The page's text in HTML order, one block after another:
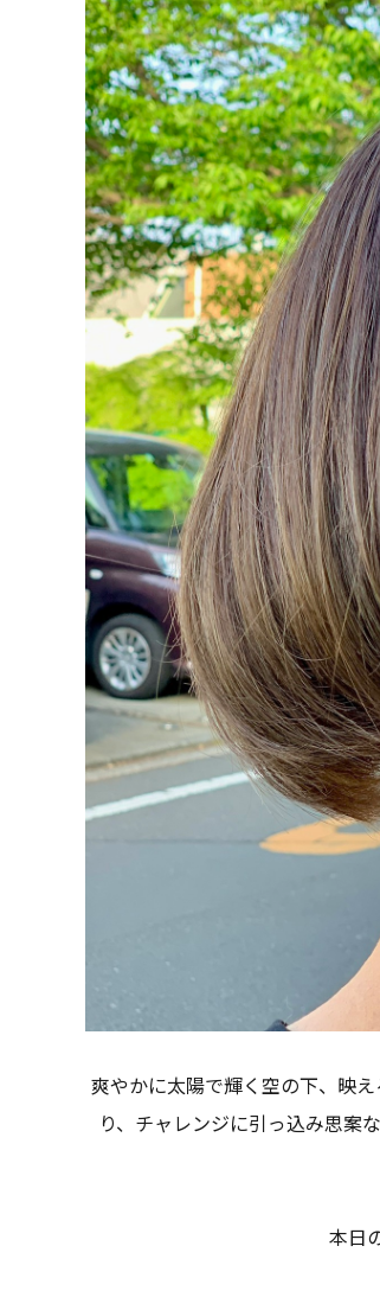
爽やかに太陽で輝く空の下、映
り、チャレンジに引っ込み思案
本日